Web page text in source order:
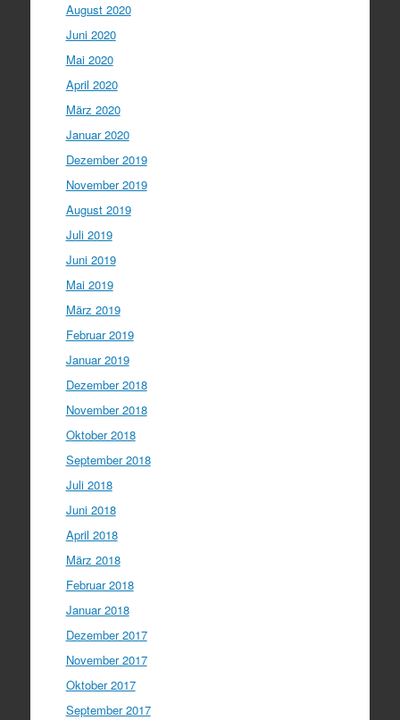
August 2020
Juni 2020
Mai 2020
April 2020
März 2020
Januar 2020
Dezember 2019
November 2019
August 2019
Juli 2019
Juni 2019
Mai 2019
März 2019
Februar 2019
Januar 2019
Dezember 2018
November 2018
Oktober 2018
September 2018
Juli 2018
Juni 2018
April 2018
März 2018
Februar 2018
Januar 2018
Dezember 2017
November 2017
Oktober 2017
September 2017